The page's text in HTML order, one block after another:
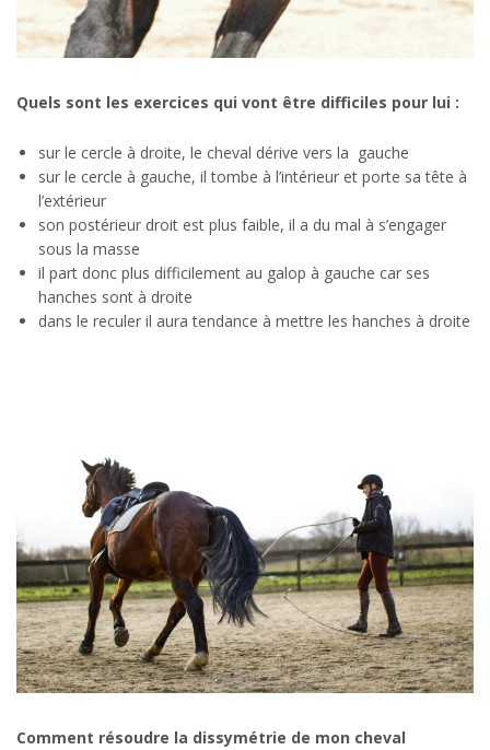
Quels sont les exercices qui vont être difficiles pour lui :
sur le cercle à droite, le cheval dérive vers la gauche
sur le cercle à gauche, il tombe à l’intérieur et porte sa tête à
l’extérieur
son postérieur droit est plus faible, il a du mal à s’engager
sous la masse
il part donc plus difficilement au galop à gauche car ses
hanches sont à droite
dans le reculer il aura tendance à mettre les hanches à droite
Comment résoudre la dissymétrie de mon cheval